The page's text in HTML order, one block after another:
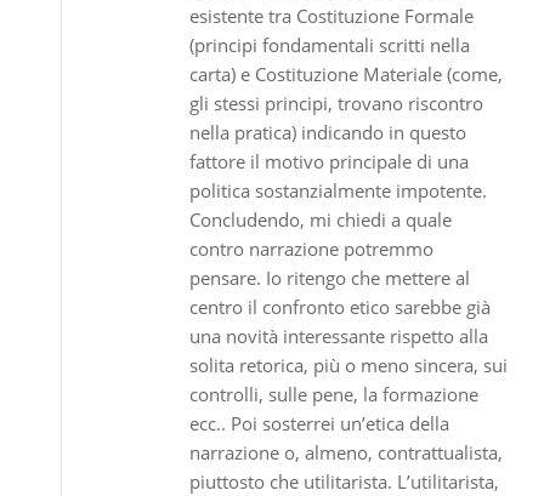
esistente tra Costituzione Formale
(principi fondamentali scritti nella
carta) e Costituzione Materiale (come,
gli stessi principi, trovano riscontro
nella pratica) indicando in questo
fattore il motivo principale di una
politica sostanzialmente impotente.
Concludendo, mi chiedi a quale
contro narrazione potremmo
pensare. Io ritengo che mettere al
centro il confronto etico sarebbe già
una novità interessante rispetto alla
solita retorica, più o meno sincera, sui
controlli, sulle pene, la formazione
ecc.. Poi sosterrei un’etica della
narrazione o, almeno, contrattualista,
piuttosto che utilitarista. L’utilitarista,